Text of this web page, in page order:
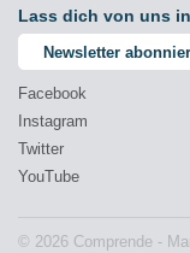
Lass dich von uns
Newsletter
Facebook
Instagram
Twitter
YouTube
© 2026 Comprende -